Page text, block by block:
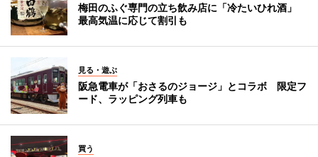
梅田のふぐ専門の立ち飲み店に「冷たいひれ酒」
最高気温に応じて割引も
見る・遊ぶ
阪急電車が「おさるのジョージ」とコラボ 限定フ
ード、ラッピング列車も
買う